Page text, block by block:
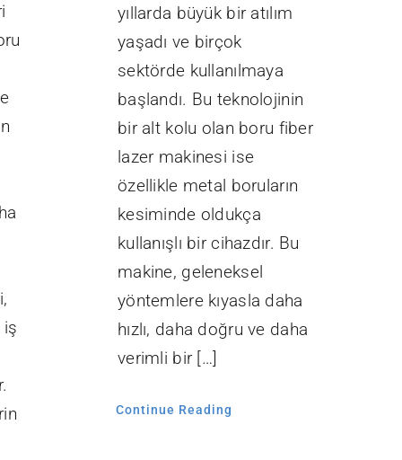
iş
yıllarda büyük bir atılım
yaşadı ve birçok
sektörde kullanılmaya
başlandı. Bu teknolojinin
bir alt kolu olan boru fiber
lazer makinesi ise
özellikle metal boruların
kesiminde oldukça
kullanışlı bir cihazdır. Bu
makine, geleneksel
yöntemlere kıyasla daha
hızlı, daha doğru ve daha
verimli bir […]
Continue Reading